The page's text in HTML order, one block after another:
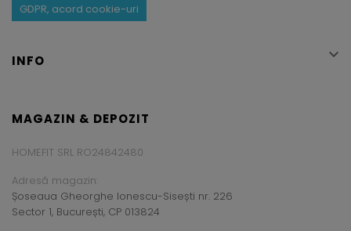
GDPR, acord cookie-uri
INFO 
MAGAZIN & DEPOZIT
HOMEFIT SRL RO24842480
Adresă magazin:
Șoseaua Gheorghe Ionescu-Sisești nr. 226
Sector 1, București, CP 013824